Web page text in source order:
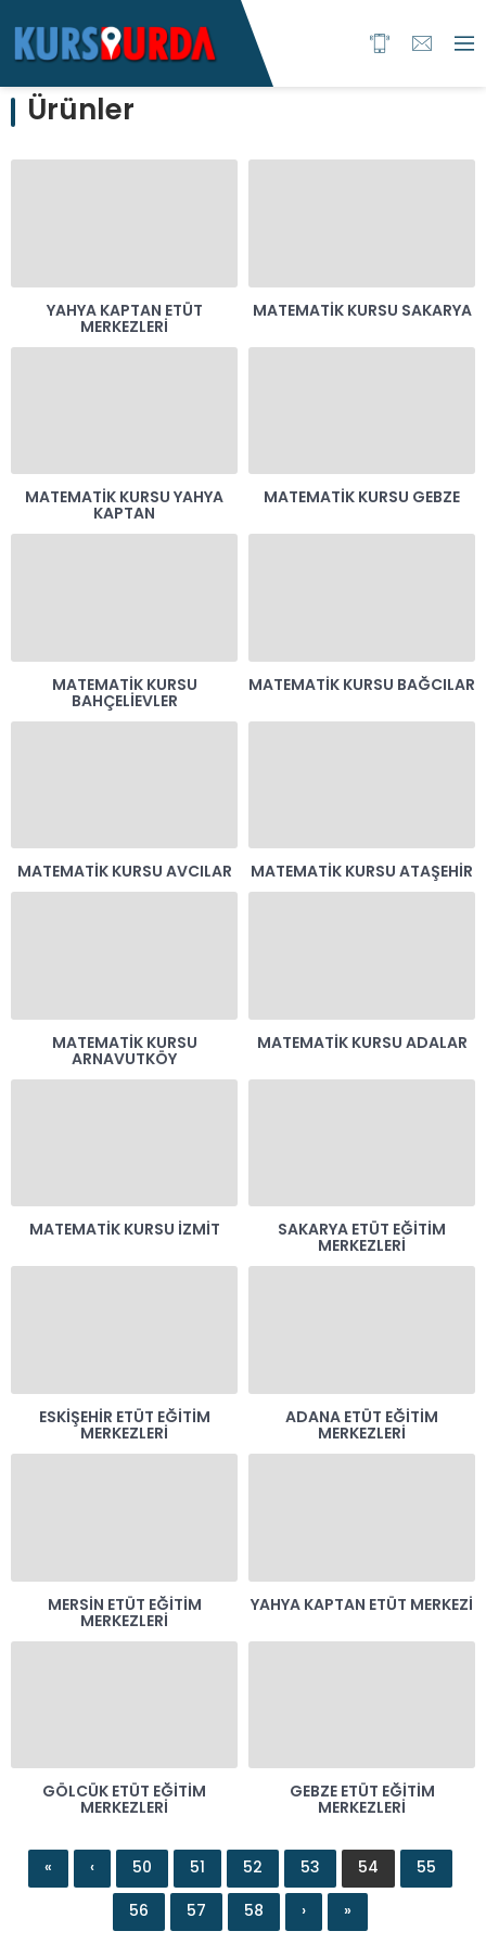
Ürünler
YAHYA KAPTAN ETÜT
MERKEZLERI
MATEMATIK KURSU SAKARYA
MATEMATIK KURSU YAHYA
KAPTAN
MATEMATIK KURSU GEBZE
MATEMATIK KURSU
BAHÇELIEVLER
MATEMATIK KURSU BAĞCILAR
MATEMATIK KURSU AVCILAR MATEMATIK KURSU ATAŞEHIR
MATEMATIK KURSU
ARNAVUTKÖY
MATEMATIK KURSU ADALAR
MATEMATIK KURSU İZMIT
SAKARYA ETÜT EĞITIM
MERKEZLERI
ESKIŞEHIR ETÜT EĞITIM
MERKEZLERI
ADANA ETÜT EĞITIM
MERKEZLERI
MERSIN ETÜT EĞITIM
MERKEZLERI
YAHYA KAPTAN ETÜT MERKEZI
GÖLCÜK ETÜT EĞITIM
MERKEZLERI
GEBZE ETÜT EĞITIM
MERKEZLERI
« ‹ 50 51 52 53 54 55
56 57 58 › »